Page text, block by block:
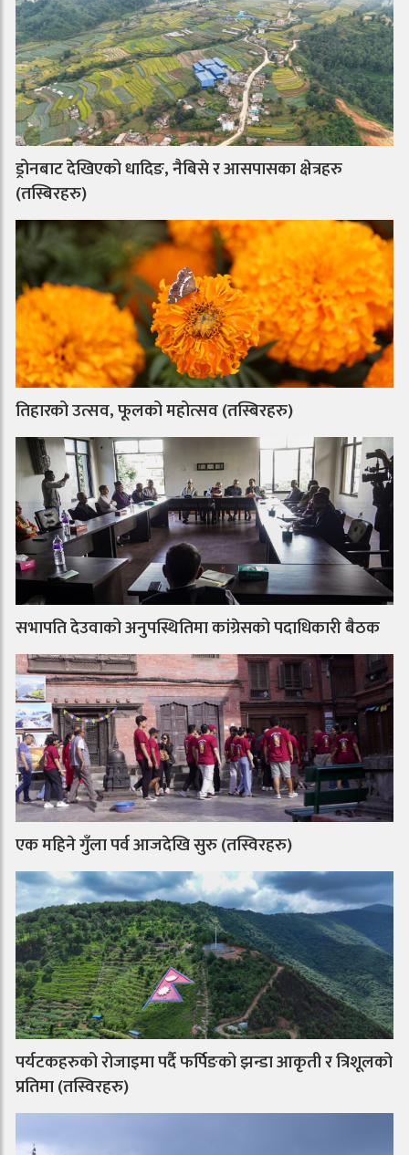
ड्रोनबाट देखिएको धादिङ, नैबिसे र आसपासका क्षेत्रहरु
(तस्बिरहरु)
तिहारको उत्सव, फूलको महोत्सव (तस्बिरहरु)
सभापति देउवाको अनुपस्थितिमा कांग्रेसको पदाधिकारी बैठक
एक महिने गुँला पर्व आजदेखि सुरु (तस्विरहरु)
पर्यटकहरुको रोजाइमा पर्दै फर्पिङको झन्डा आकृती र त्रिशूलको
प्रतिमा (तस्विरहरु)